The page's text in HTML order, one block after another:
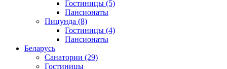
Гостиницы (5)
Пансионаты
Пицунда (8)
Гостиницы (4)
Пансионаты
Беларусь
Санатории (29)
Гостиницы